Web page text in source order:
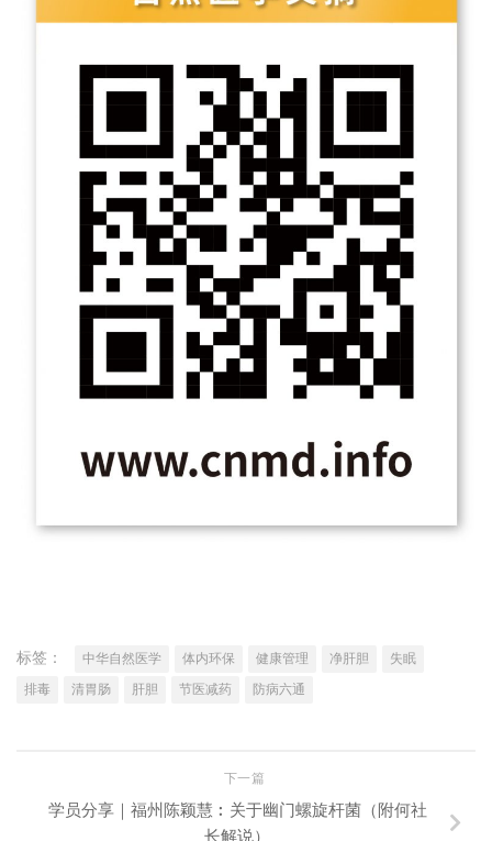
标签： 中华自然医学 体内环保 健康管理 净肝胆
失眠
排毒
清胃肠 肝胆 节医减药 防病六通
下一篇
学员分享｜福州陈颖慧︰关于幽门螺旋杆菌（附何社
长解说）